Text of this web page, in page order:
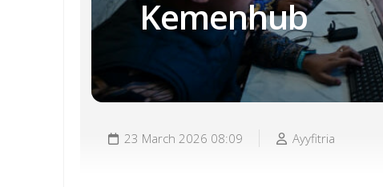
Kemenhub
23 March 2026 08:09 Ayyfitria